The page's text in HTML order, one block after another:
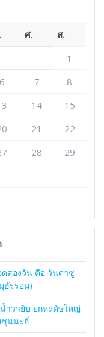
ศ.
ส.
1
6 7
8
14
15
21
22
28
29
สองวัน คือ วันตาซู
ฮัรรอม)
ำวายิบ ยกหะดัษใหญ่
ซุนนะฮ์